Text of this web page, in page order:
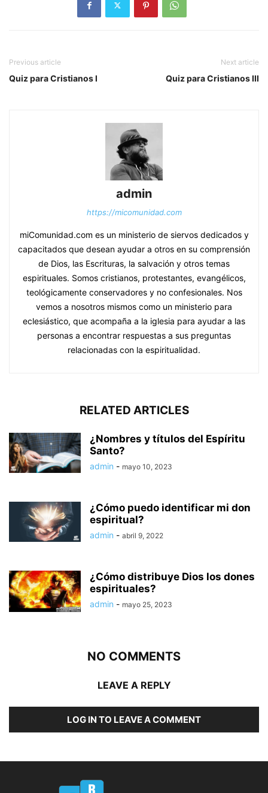
Previous article
Quiz para Cristianos I
Next article
Quiz para Cristianos III
admin
https://micomunidad.com
miComunidad.com es un ministerio de siervos dedicados y
capacitados que desean ayudar a otros en su comprensión
de Dios, las Escrituras, la salvación y otros temas
espirituales. Somos cristianos, protestantes, evangélicos,
teológicamente conservadores y no confesionales. Nos
vemos a nosotros mismos como un ministerio para
eclesiástico, que acompaña a la iglesia para ayudar a las
personas a encontrar respuestas a sus preguntas
relacionadas con la espiritualidad.
RELATED ARTICLES
¿Nombres y títulos del Espíritu
Santo?
admin - mayo 10, 2023
¿Cómo puedo identificar mi don
espiritual?
admin - abril 9, 2022
¿Cómo distribuye Dios los dones
espirituales?
admin - mayo 25, 2023
NO COMMENTS
LEAVE A REPLY
LOG IN TO LEAVE A COMMENT